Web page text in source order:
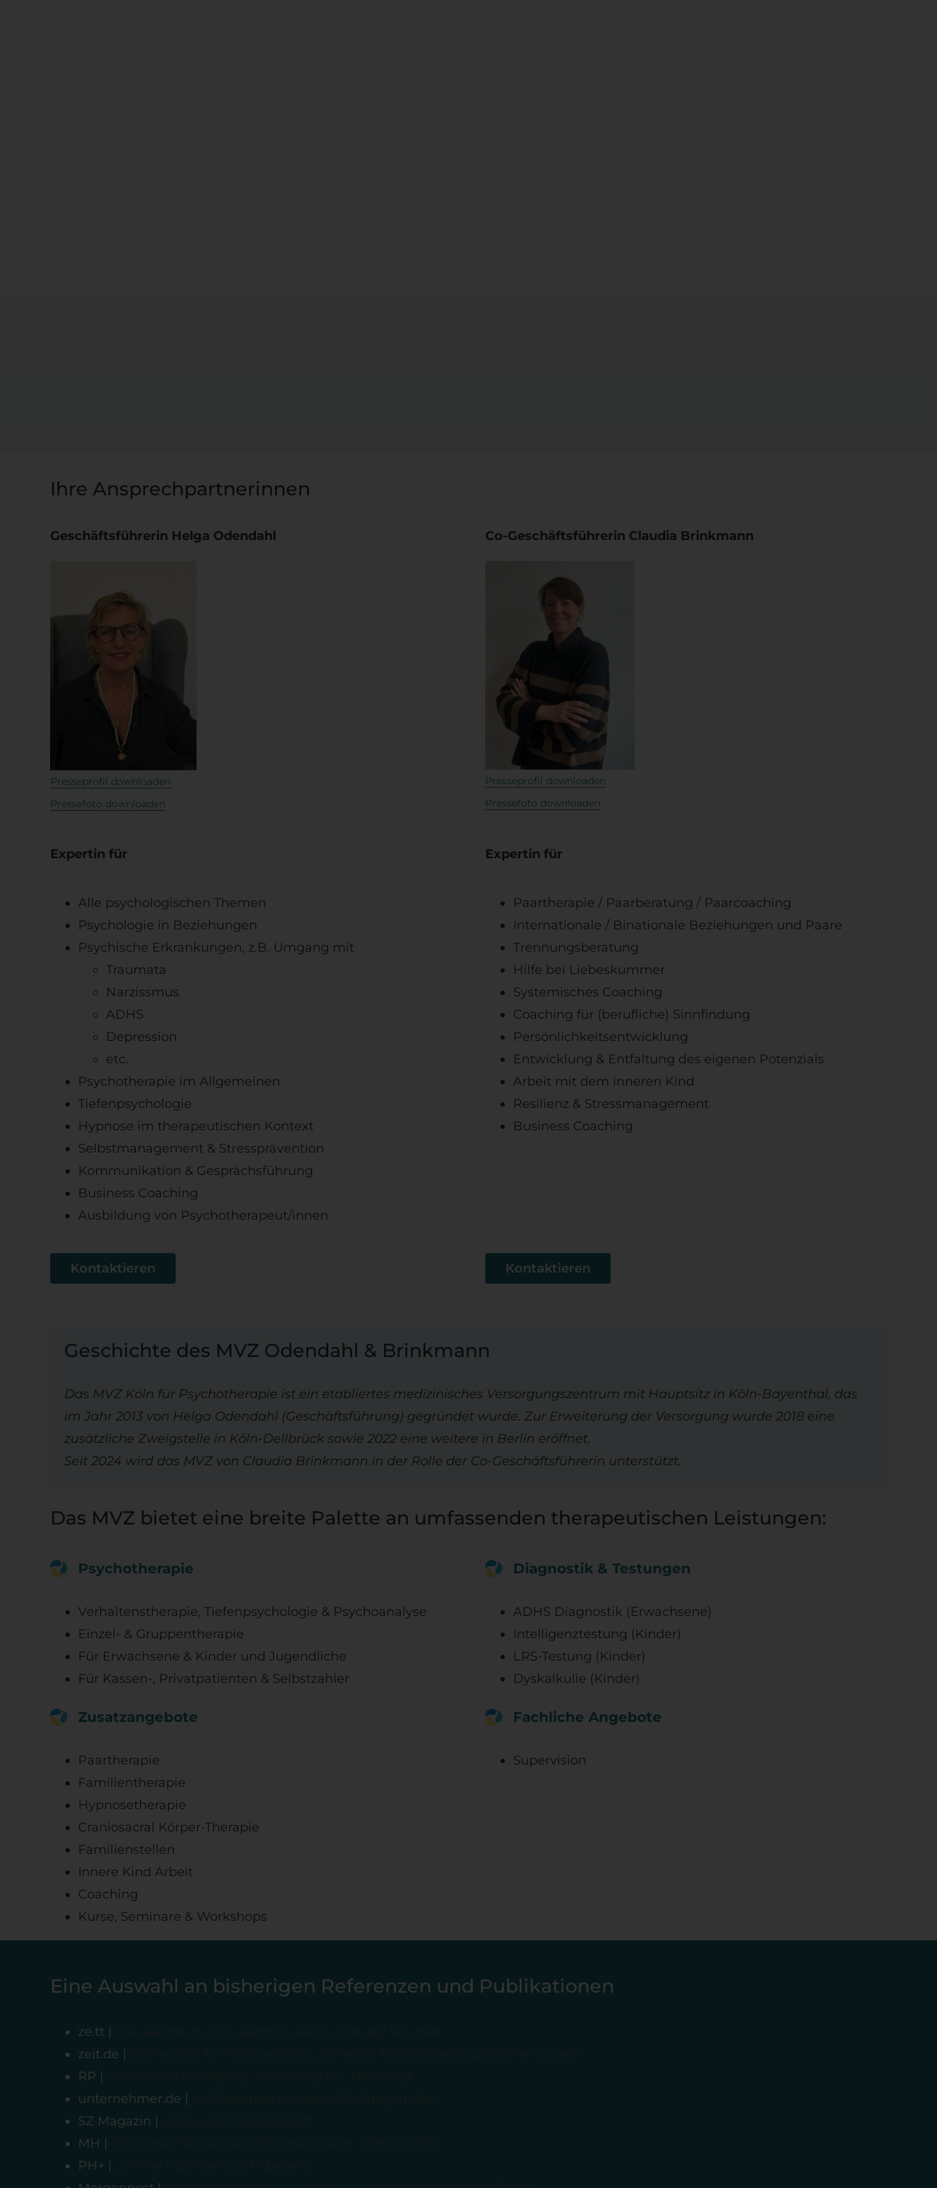
Ihre Ansprechpartnerinnen
Geschäftsführerin Helga Odendahl
Presseprofil downloaden
Pressefoto downloaden
Co-Geschäftsführerin Claudia Brinkmann
Presseprofil downloaden
Pressefoto downloaden
Expertin für
Alle psychologischen Themen
Psychologie in Beziehungen
Psychische Erkrankungen, z.B. Umgang mit
Traumata
Narzissmus
ADHS
Depression
etc.
Psychotherapie im Allgemeinen
Tiefenpsychologie
Hypnose im therapeutischen Kontext
Selbstmanagement & Stressprävention
Kommunikation & Gesprächsführung
Business Coaching
Ausbildung von Psychotherapeut/innen
Expertin für
Paartherapie / Paarberatung / Paarcoaching
Internationale / Binationale Beziehungen und Paare
Trennungsberatung
Hilfe bei Liebeskummer
Systemisches Coaching
Coaching für (berufliche) Sinnfindung
Persönlichkeitsentwicklung
Entwicklung & Entfaltung des eigenen Potenzials
Arbeit mit dem inneren Kind
Resilienz & Stressmanagement
Business Coaching
Kontaktieren Kontaktieren
Geschichte des MVZ Odendahl & Brinkmann
Das MVZ Köln für Psychotherapie ist ein etabliertes medizinisches Versorgungszentrum mit Hauptsitz in Köln-Bayenthal, das
im Jahr 2013 von Helga Odendahl (Geschäftsführung) gegründet wurde. Zur Erweiterung der Versorgung wurde 2018 eine
zusätzliche Zweigstelle in Köln-Dellbrück sowie 2022 eine weitere in Berlin eröffnet.
Seit 2024 wird das MVZ von Claudia Brinkmann in der Rolle der Co-Geschäftsführerin unterstützt.
Das MVZ bietet eine breite Palette an umfassenden therapeutischen Leistungen:
Psychotherapie
Verhaltenstherapie, Tiefenpsychologie & Psychoanalyse
Einzel- & Gruppentherapie
Für Erwachsene & Kinder und Jugendliche
Für Kassen-, Privatpatienten & Selbstzahler
Diagnostik & Testungen
ADHS Diagnostik (Erwachsene)
Intelligenztestung (Kinder)
LRS-Testung (Kinder)
Dyskalkulie (Kinder)
Zusatzangebote
Paartherapie
Familientherapie
Hypnosetherapie
Craniosacral Körper-Therapie
Familienstellen
Innere Kind Arbeit
Coaching
Kurse, Seminare & Workshops
Fachliche Angebote
Supervision
Eine Auswahl an bisherigen Referenzen und Publikationen
ze.tt |
zeit.de |
RP |
unternehmer.de |
SZ Magazin |
MH |
PH+ |